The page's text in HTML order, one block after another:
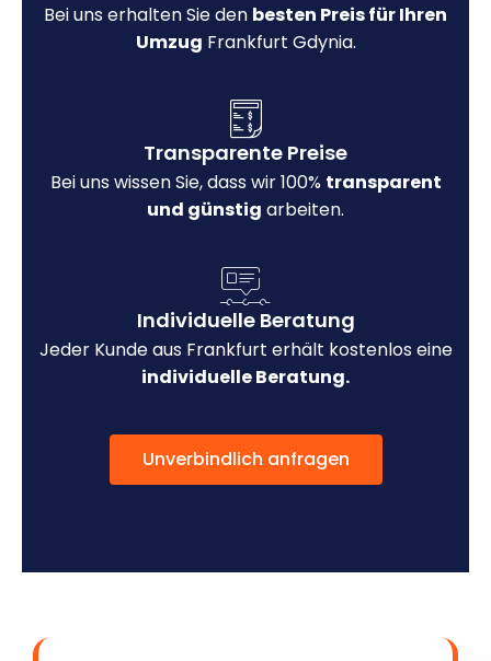
Bei uns erhalten Sie den besten Preis für Ihren
Umzug Frankfurt Gdynia.
Transparente Preise
Bei uns wissen Sie, dass wir 100% transparent
und günstig arbeiten.
Individuelle Beratung
Jeder Kunde aus Frankfurt erhält kostenlos eine
individuelle Beratung.
Unverbindlich anfragen